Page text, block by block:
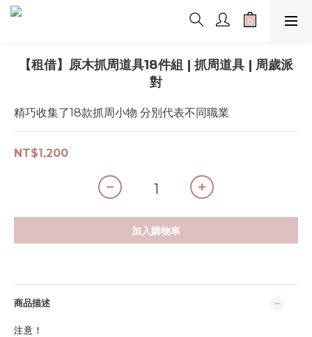
【租借】原木抓周道具18件組 | 抓周道具 | 周歲派
對
精巧收集了18款抓周小物 分別代表不同職業
NT$1,200
加入購物車
商品描述
注意！